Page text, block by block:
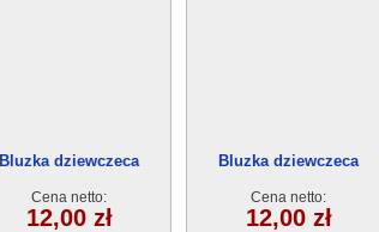
Bluzka dziewczeca
Cena netto:
12,00 zł
Bluzka dziewczeca
Cena netto:
12,00 zł